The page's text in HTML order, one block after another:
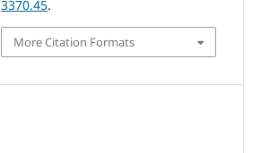
3370.45.
More Citation Formats